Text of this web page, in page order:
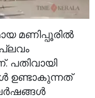
മണിപ്പൂരിൽ
പതിവായി
ഉണ്ടാകുന്നത്